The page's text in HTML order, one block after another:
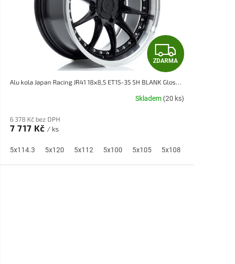
5x110 5x115 5x118
Z
D
A
A
ZDARMA
Alu kola Japan Racing JR41 18x8,5 ET15-35 5H BLANK Gloss Black w/ Machined Lip
Skladem (20 ks)
6 378 Kč bez DPH
7 717 Kč / ks
5x114.3 5x120 5x112 5x100 5x105 5x108